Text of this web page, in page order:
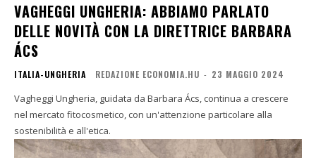
VAGHEGGI UNGHERIA: ABBIAMO PARLATO
DELLE NOVITÀ CON LA DIRETTRICE BARBARA
ÁCS
ITALIA-UNGHERIA REDAZIONE ECONOMIA.HU - 23 MAGGIO 2024
Vagheggi Ungheria, guidata da Barbara Ács, continua a crescere
nel mercato fitocosmetico, con un'attenzione particolare alla
sostenibilità e all'etica.